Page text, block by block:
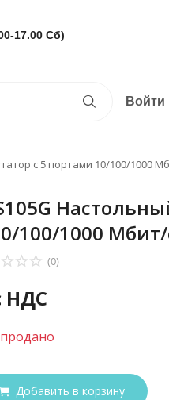
17.00 Сб)
Войти
с 5 портами 10/100/1000
100/1000
(0)
НДС
Добавить в корзину